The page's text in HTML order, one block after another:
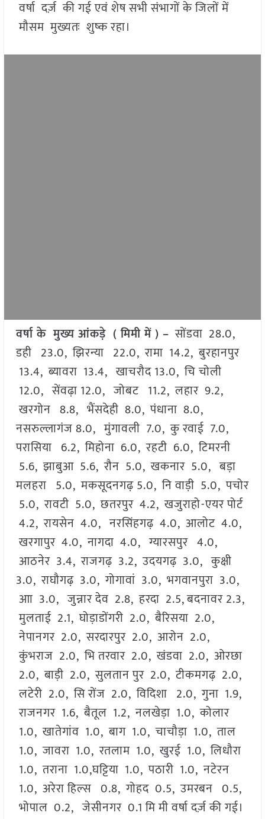
वर्षा दर्ज़ की गई एवं शेष सभी संभागों के जिलों में
मौसम मुख्यतः शुष्क रहा।
वर्षा के मुख्य आंकड़े ( मिमी में ) – सोंडवा 28.0,
डही 23.0, झिरन्या 22.0, रामा 14.2, बुरहानपुर
13.4, ब्यावरा 13.4, खाचरौद 13.0, चि चोली
12.0, सेंवढ़ा 12.0, जोबट 11.2, लहार 9.2,
खरगोन 8.8, भैंसदेही 8.0, पंधाना 8.0,
नसरुल्लागंज 8.0, मुंगावली 7.0, कु रवाई 7.0,
परासिया 6.2, मिहोना 6.0, रहटी 6.0, टिमरनी
5.6, झाबुआ 5.6, रौन 5.0, खकनार 5.0, बड़ा
मलहरा 5.0, मकसूदनगढ़ 5.0, नि वाड़ी 5.0, पचोर
5.0, रावटी 5.0, छतरपुर 4.2, खजुराहो-एयर पोर्ट
4.2, रायसेन 4.0, नरसिंहगढ़ 4.0, आलोट 4.0,
खरगापुर 4.0, नागदा 4.0, ग्यारसपुर 4.0,
आठनेर 3.4, राजगढ़ 3.2, उदयगढ़ 3.0, कुक्षी
3.0, राघौगढ़ 3.0, गोगावां 3.0, भगवानपुरा 3.0,
आा 3.0, जुन्नार देव 2.8, हरदा 2.5, बदनावर 2.3,
मुलताई 2.1, घोड़ाडोंगरी 2.0, बैरिसया 2.0,
नेपानगर 2.0, सरदारपुर 2.0, आरोन 2.0,
कुंभराज 2.0, भि तरवार 2.0, खंडवा 2.0, ओरछा
2.0, बाड़ी 2.0, सुलतान पुर 2.0, टीकमगढ़ 2.0,
लटेरी 2.0, सि रोंज 2.0, विदिशा 2.0, गुना 1.9,
राजनगर 1.6, बैतूल 1.2, नलखेड़ा 1.0, कोलार
1.0, खातेगांव 1.0, बाग 1.0, चाचौड़ा 1.0, ताल
1.0, जावरा 1.0, रतलाम 1.0, खुरई 1.0, लिधौरा
1.0, तराना 1.0,घट्टिया 1.0, पठारी 1.0, नटेरन
1.0, अरेरा हिल्स 0.8, गोहद 0.5, उमरबन 0.5,
भोपाल 0.2, जेसीनगर 0.1 मि मी वर्षा दर्ज़ की गई।